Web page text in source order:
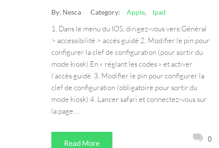
By: Nesca Category: Apple, Ipad
1. Dans le menu du IOS, dirigez-vous vers:Général
> accessibilité > accès guidé 2. Modifier le pin pour
configurer la clef de configuration (pour sortir du
mode kiosk) En « réglant les codes » et activer
l’accès guidé. 3. Modifier le pin pour configurer la
clef de configuration (obligatoire pour sortir du
mode kiosk) 4. Lancer safari et connectez-vous sur
la page …
Read More 0